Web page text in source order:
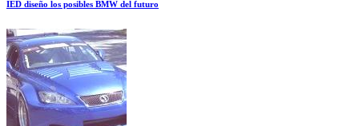
IED diseño los posibles BMW del futuro